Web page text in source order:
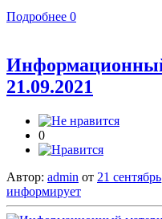
Подробнее 0
21.09.2021
0
Автор: admin от 21 сентябрь
информирует